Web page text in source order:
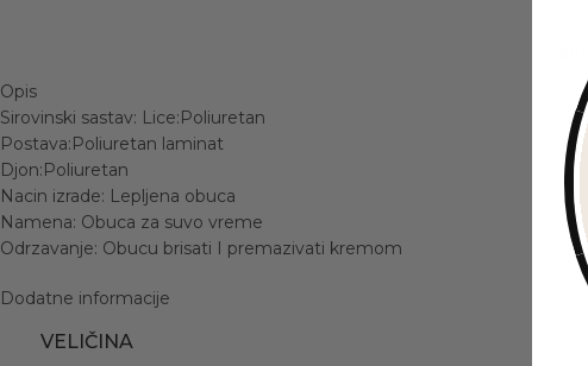
Opis
Sirovinski sastav: Lice:Poliuretan
Postava:Poliuretan laminat
Djon:Poliuretan
Nacin izrade: Lepljena obuca
Namena: Obuca za suvo vreme
Odrzavanje: Obucu brisati I premazivati kremom
Dodatne informacije
VELIČINA